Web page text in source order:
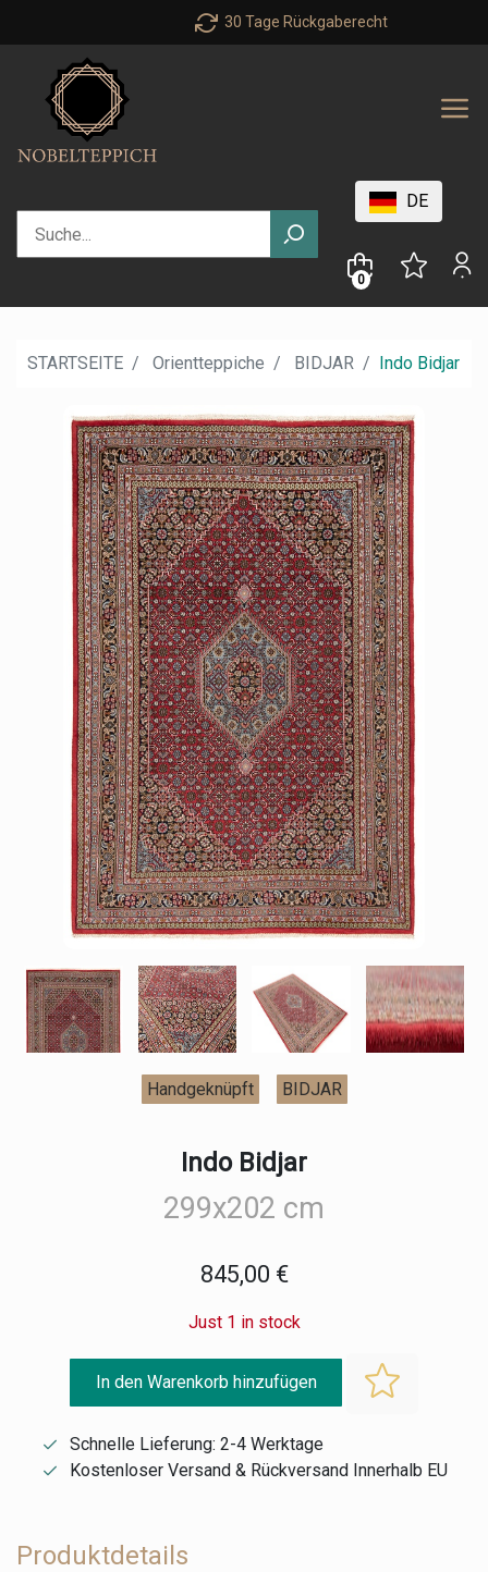
30 Tage Rückgaberecht
DE
0
STARTSEITE Orientteppiche BIDJAR Indo Bidjar
Handgeknüpft BIDJAR
Indo Bidjar
299x202 cm
845,00 €
Just 1 in stock
In den Warenkorb hinzufügen
Schnelle Lieferung: 2-4 Werktage
Kostenloser Versand & Rückversand Innerhalb EU
Produktdetails